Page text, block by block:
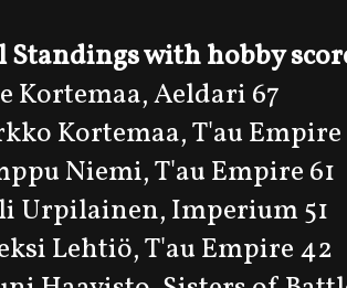
Standings with hobby
Kortemaa, Aeldari 67
Kortemaa, T'au Empire
Niemi, T'au Empire 61
Urpilainen, Imperium 51
Lehtiö, T'au Empire 42